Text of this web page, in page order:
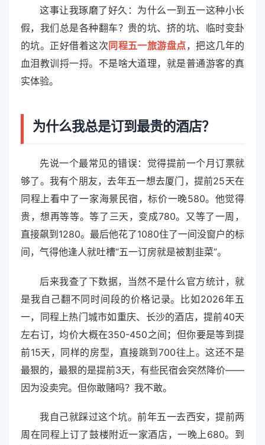
这事让我琢磨了好久：为什么一到五一这种小长
假，我们总是各种翻车？贵的坑、挤的坑、临时变卦
的坑。正好借着这次 同程五一旅游盘点，把这几年的
血泪教训捋一捋。不是啥大道理，就是普通游客的真
实体验。
为什么我总是订到最贵的酒店？
先说一个最常见的错误：觉得提前一个月订票就
够了。我有个朋友，去年五一想去厦门，提前25天在
同程上看中了一家海景民宿，标价一晚580。他觉得
贵，想再等等。等了三天，变成780。又等了一周，
直接飙到1280。最后他花了1080住了一间没窗户的标
间，气得他逢人就吐槽“五一订房就是被割韭菜”。
后来我查了下数据，当然不是什么官方统计，就
是我自己翻不同时间段的价格记录。比如2026年五
一，同程上热门城市如重庆、长沙的酒店，提前40天
左右订，均价大概在350-450之间；但你要是等到提
前15天，同样的房型，直接跳到700往上。这还不是
最狠的，最狠的是提前3天，有些民宿会突然降价——
因为没卖完。但你敢赌吗？我不敢。
我自己就踩过这个坑。前年五一去西安，提前两
周在同程上订了鼓楼附近一家酒店，一晚上680。到